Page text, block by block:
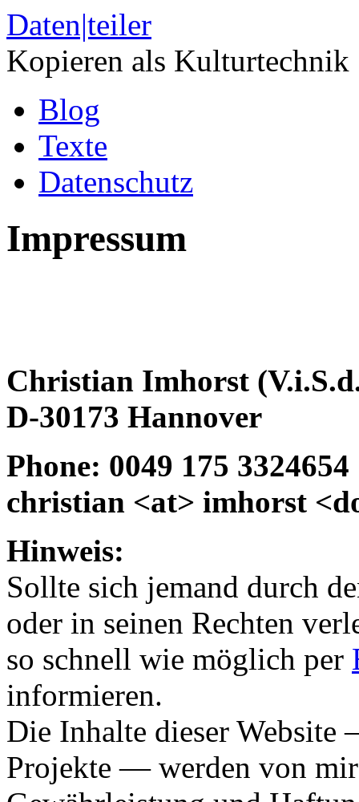
Daten|teiler
Kopieren als Kulturtechnik
Blog
Texte
Datenschutz
Impressum
Christian Imhorst
D-30173 Hannover
Phone: 0049 175 3324654
christian <at> imhorst
Hinweis:
Sollte sich jemand durch
oder in seinen Rechten
so schnell wie möglich per
informieren.
Die Inhalte dieser Website
Projekte — werden von